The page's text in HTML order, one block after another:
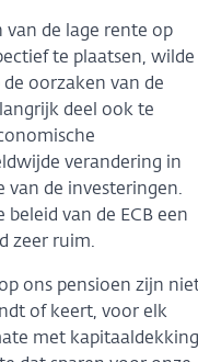
van de lage rente op
te plaatsen, wilde
oorzaken van de
deel ook te
verandering in
van de investeringen.
van de ECB een
zeer ruim.
ons pensioen zijn
of keert, voor elk
met kapitaaldekking